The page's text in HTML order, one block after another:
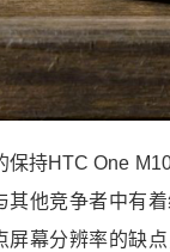
持HTC One
其他竞争者中有
屏幕分辨率的缺